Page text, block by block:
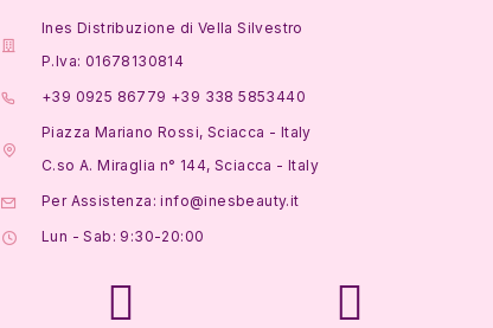
Ines Distribuzione di Vella Silvestro
P.Iva: 01678130814
+39 0925 86779 +39 338 5853440
Piazza Mariano Rossi, Sciacca - Italy
C.so A. Miraglia n° 144, Sciacca - Italy
Per Assistenza: info@inesbeauty.it
Lun - Sab: 9:30-20:00